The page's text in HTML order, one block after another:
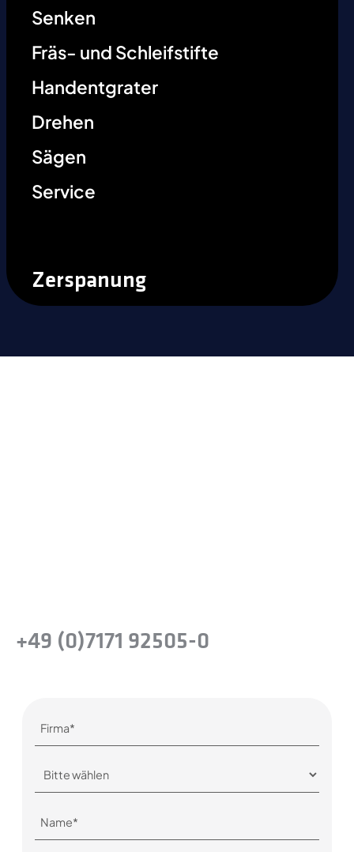
Senken
Fräs- und Schleifstifte
Handentgrater
Drehen
Sägen
Service
Zerspanung
+49 (0)7171 92505-0